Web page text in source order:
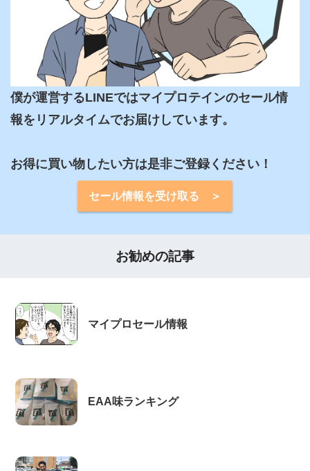
僕が運営するLINEではマイプロテインのセール情
報をリアルタイムでお届けしています。
お得に買い物したい方は是非ご登録ください！
セール情報を受け取る ＞
お勧めの記事
マイプロセール情報
EAA味ランキング